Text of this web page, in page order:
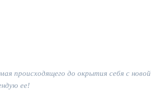
происходящего до окрытия себя с новой
ее!